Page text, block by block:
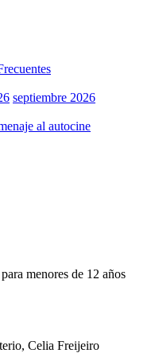
septiembre 2026
al autocine
menores de 12 años
Celia Freijeiro